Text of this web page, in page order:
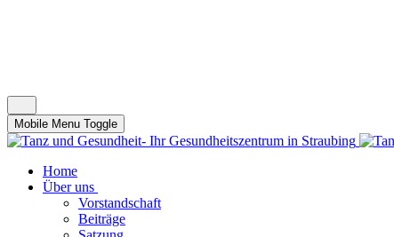
Mobile Menu Toggle
Home
Über uns
Vorstandschaft
Beiträge